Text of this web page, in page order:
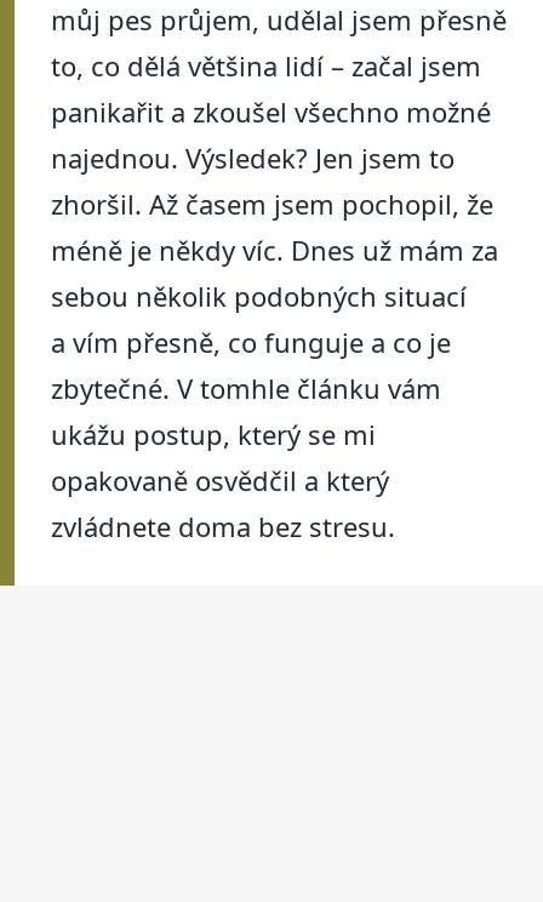
můj pes průjem, udělal jsem přesně
to, co dělá většina lidí – začal jsem
panikařit a zkoušel všechno možné
najednou. Výsledek? Jen jsem to
zhoršil. Až časem jsem pochopil, že
méně je někdy víc. Dnes už mám za
sebou několik podobných situací
a vím přesně, co funguje a co je
zbytečné. V tomhle článku vám
ukážu postup, který se mi
opakovaně osvědčil a který
zvládnete doma bez stresu.